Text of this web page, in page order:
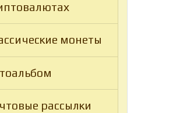
монеты
рассылки